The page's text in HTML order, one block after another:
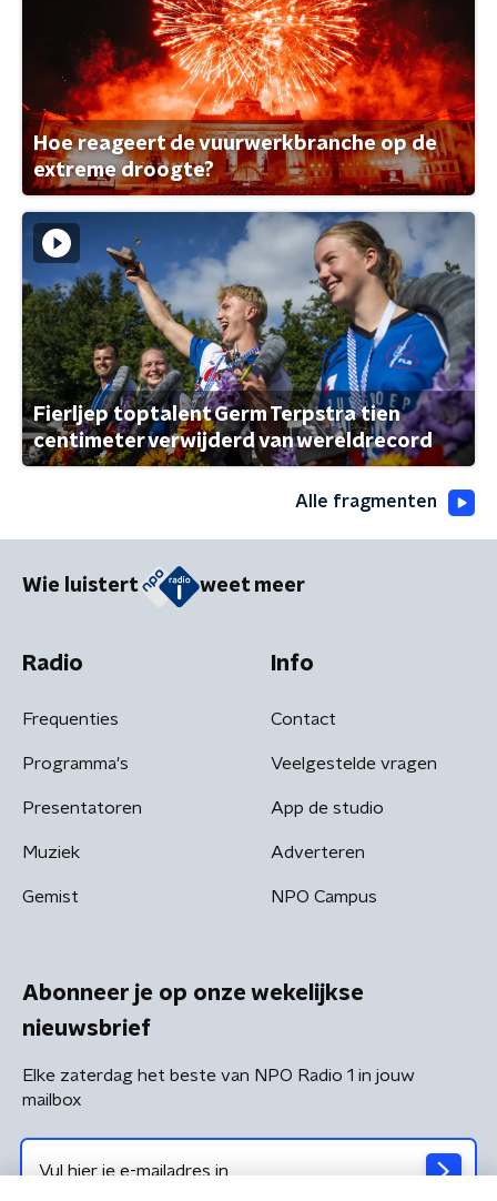
Hoe reageert de vuurwerkbranche op de
extreme droogte?
Fierljep toptalent Germ Terpstra tien
centimeter verwijderd van wereldrecord
Alle fragmenten
Wie luistert weet meer
Radio
Frequenties
Programma's
Presentatoren
Muziek
Gemist
Info
Contact
Veelgestelde vragen
App de studio
Adverteren
NPO Campus
Abonneer je op onze wekelijkse
nieuwsbrief
Elke zaterdag het beste van NPO Radio 1 in jouw
mailbox